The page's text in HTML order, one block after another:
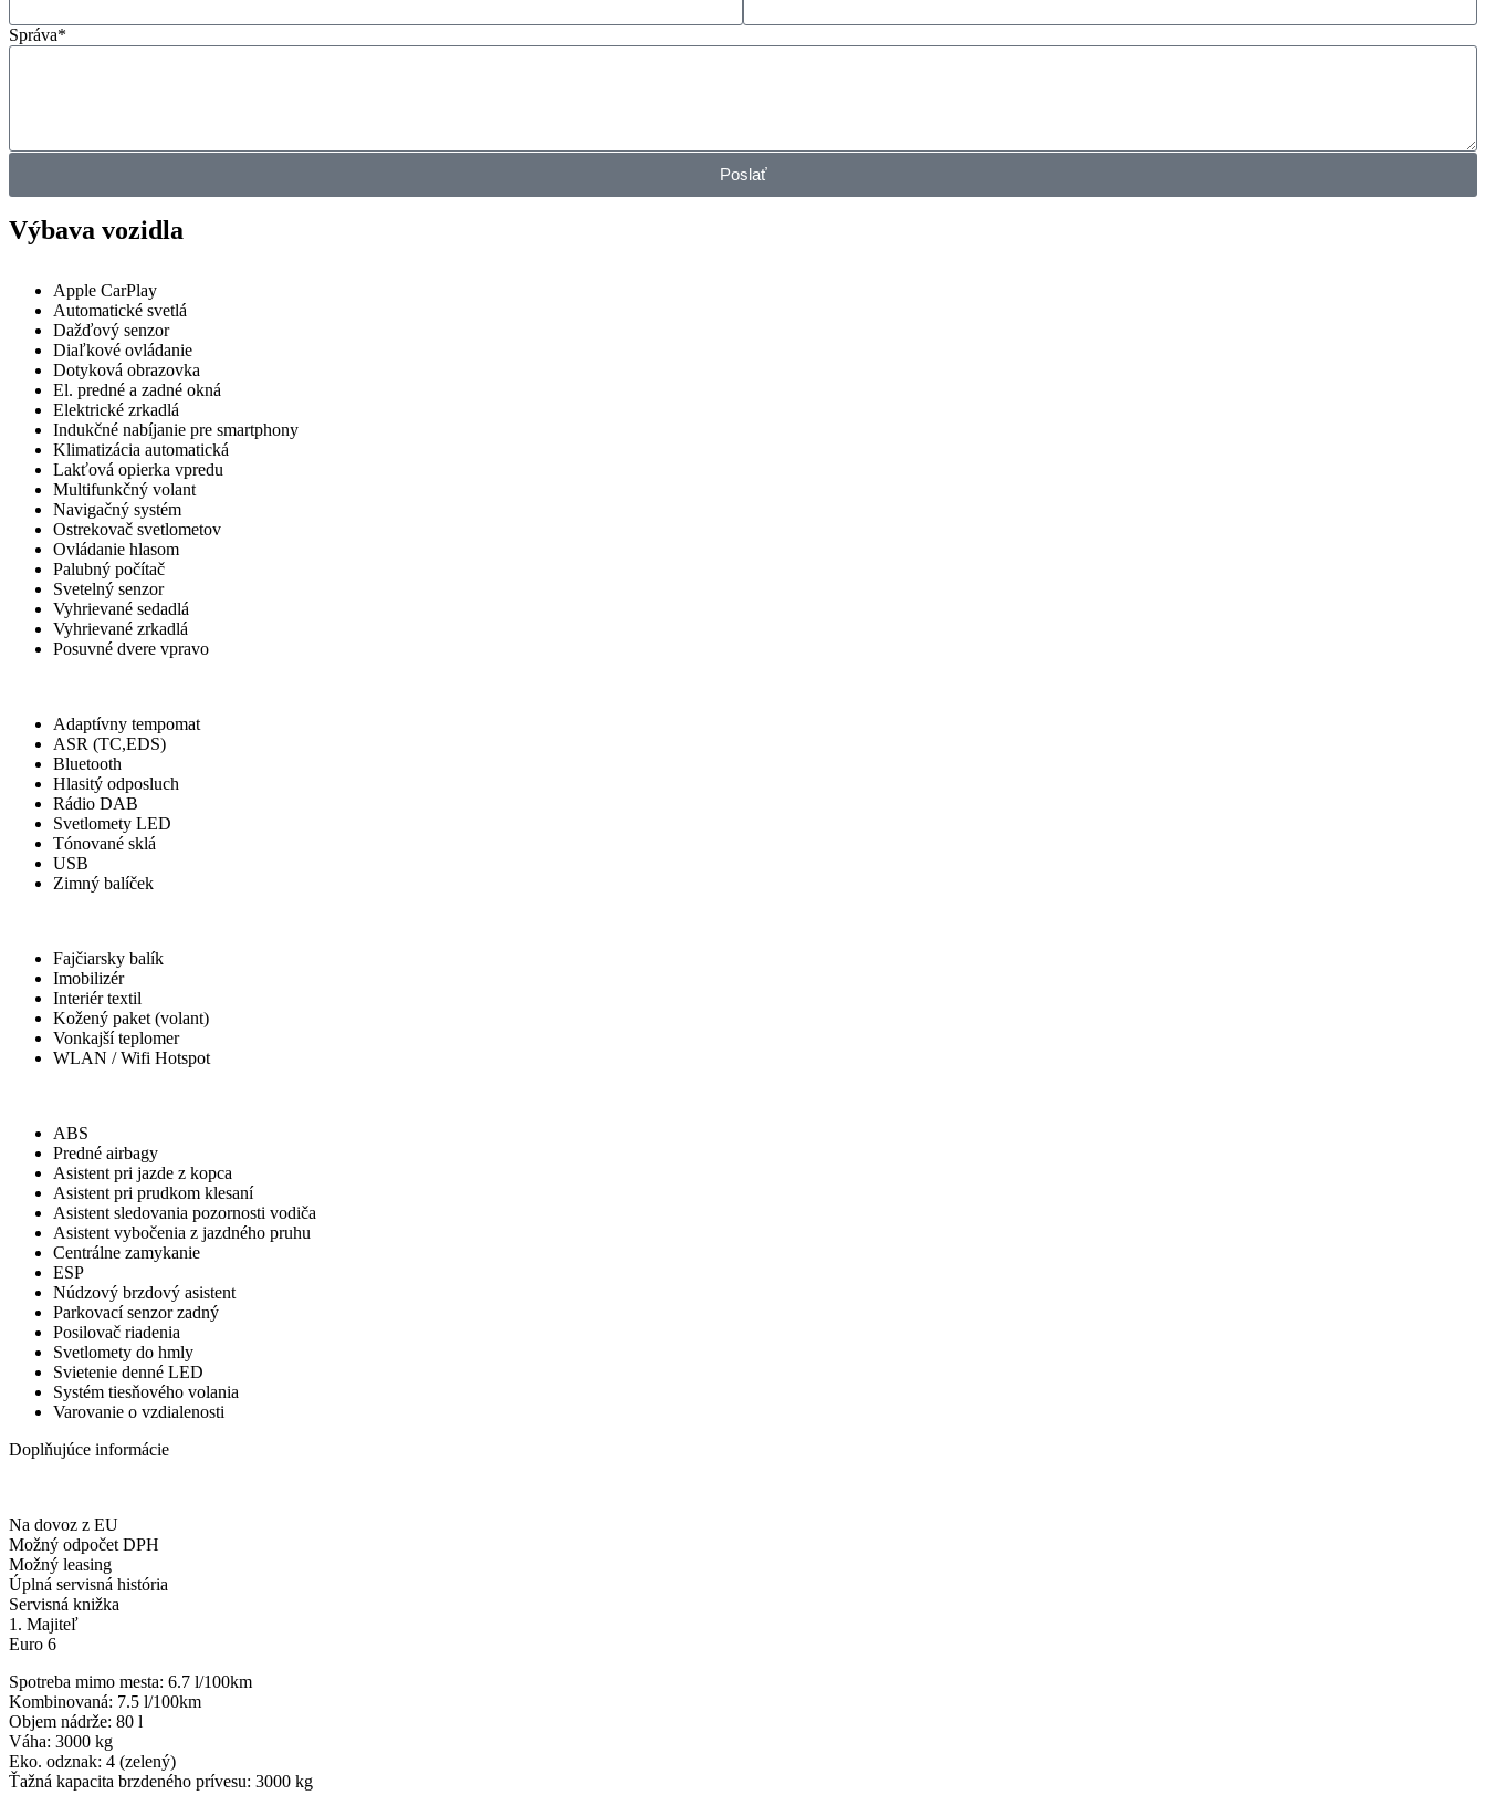
Správa*
Poslať
Výbava vozidla
Apple CarPlay
Automatické svetlá
Dažďový senzor
Diaľkové ovládanie
Dotyková obrazovka
El. predné a zadné okná
Elektrické zrkadlá
Indukčné nabíjanie pre smartphony
Klimatizácia automatická
Lakťová opierka vpredu
Multifunkčný volant
Navigačný systém
Ostrekovač svetlometov
Ovládanie hlasom
Palubný počítač
Svetelný senzor
Vyhrievané sedadlá
Vyhrievané zrkadlá
Posuvné dvere vpravo
Adaptívny tempomat
ASR (TC,EDS)
Bluetooth
Hlasitý odposluch
Rádio DAB
Svetlomety LED
Tónované sklá
USB
Zimný balíček
Fajčiarsky balík
Imobilizér
Interiér textil
Kožený paket (volant)
Vonkajší teplomer
WLAN / Wifi Hotspot
ABS
Predné airbagy
Asistent pri jazde z kopca
Asistent pri prudkom klesaní
Asistent sledovania pozornosti vodiča
Asistent vybočenia z jazdného pruhu
Centrálne zamykanie
ESP
Núdzový brzdový asistent
Parkovací senzor zadný
Posilovač riadenia
Svetlomety do hmly
Svietenie denné LED
Systém tiesňového volania
Varovanie o vzdialenosti
Doplňujúce informácie
Na dovoz z EU
Možný odpočet DPH
Možný leasing
Úplná servisná história
Servisná knižka
1. Majiteľ
Euro 6
Spotreba mimo mesta: 6.7 l/100km
Kombinovaná: 7.5 l/100km
Objem nádrže: 80 l
Váha: 3000 kg
Eko. odznak: 4 (zelený)
Ťažná kapacita brzdeného prívesu: 3000 kg